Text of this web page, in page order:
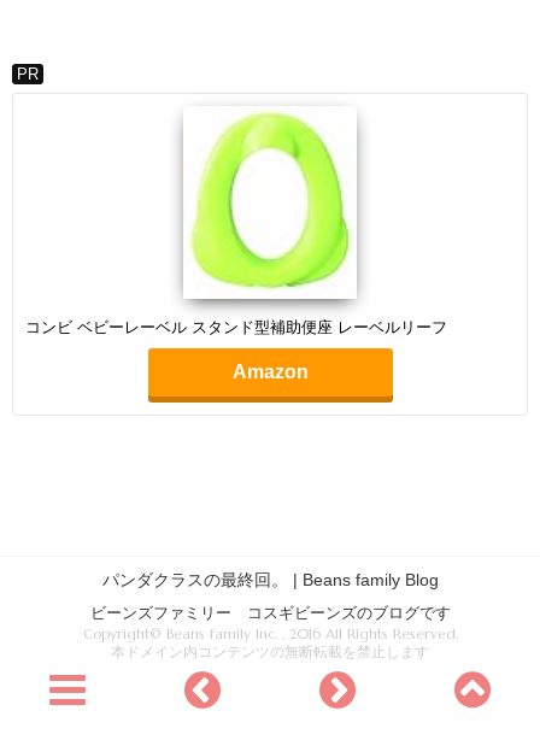
PR
コンビ ベビーレーベル スタンド型補助便座 レーベルリーフ
Amazon
パンダクラスの最終回。 | Beans family Blog
ビーンズファミリー コスギビーンズのブログです
Copyright© Beans family Inc. , 2016 All Rights Reserved.
本ドメイン内コンテンツの無断転載を禁止します